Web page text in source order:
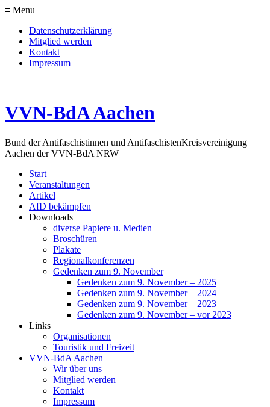
≡ Menu
Datenschutzerklärung
Mitglied werden
Kontakt
Impressum
VVN-BdA Aachen
Bund der Antifaschistinnen und AntifaschistenKreisvereinigung
Aachen der VVN-BdA NRW
Start
Veranstaltungen
Artikel
AfD bekämpfen
Downloads
diverse Papiere u. Medien
Broschüren
Plakate
Regionalkonferenzen
Gedenken zum 9. November
Gedenken zum 9. November – 2025
Gedenken zum 9. November – 2024
Gedenken zum 9. November – 2023
Gedenken zum 9. November – vor 2023
Links
Organisationen
Touristik und Freizeit
VVN-BdA Aachen
Wir über uns
Mitglied werden
Kontakt
Impressum